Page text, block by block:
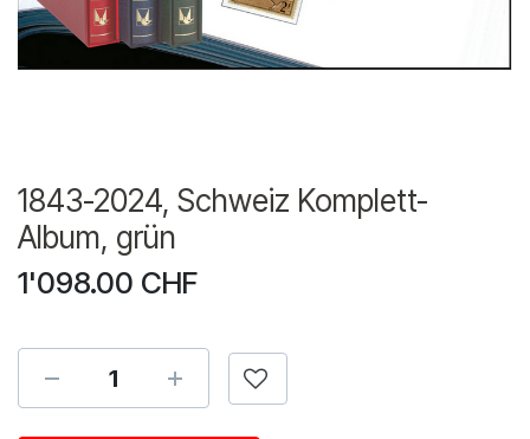
1843-2024, Schweiz Komplett-
Album, grün
1'098.00 CHF